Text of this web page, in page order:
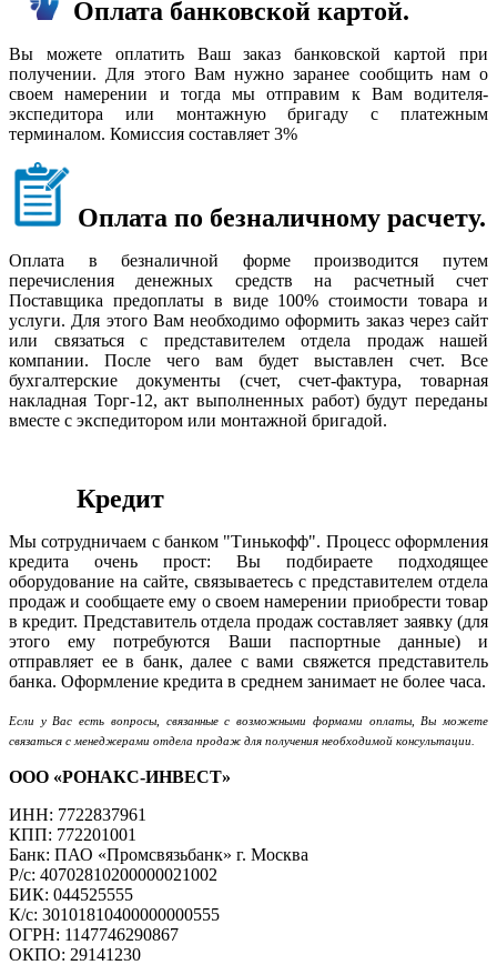
Оплата банковской картой.
Вы можете оплатить Ваш заказ банковской картой при
получении. Для этого Вам нужно заранее сообщить нам о
своем намерении и тогда мы отправим к Вам водителя-
экспедитора или монтажную бригаду с платежным
терминалом. Комиссия составляет 3%
Оплата по безналичному расчету.
Оплата в безналичной форме производится путем
перечисления денежных средств на расчетный счет
Поставщика предоплаты в виде 100% стоимости товара и
услуги. Для этого Вам необходимо оформить заказ через сайт
или связаться с представителем отдела продаж нашей
компании. После чего вам будет выставлен счет. Все
бухгалтерские документы (счет, счет-фактура, товарная
накладная Торг-12, акт выполненных работ) будут переданы
вместе с экспедитором или монтажной бригадой.
Кредит
Мы сотрудничаем с банком "Тинькофф". Процесс оформления
кредита очень прост: Вы подбираете подходящее
оборудование на сайте, связываетесь с представителем отдела
продаж и сообщаете ему о своем намерении приобрести товар
в кредит. Представитель отдела продаж составляет заявку (для
этого ему потребуются Ваши паспортные данные) и
отправляет ее в банк, далее с вами свяжется представитель
банка. Оформление кредита в среднем занимает не более часа.
Если у Вас есть вопросы, связанные с возможными формами оплаты, Вы можете
связаться с менеджерами отдела продаж для получения необходимой консультации.
ООО «РОНАКС-ИНВЕСТ»
ИНН: 7722837961
КПП: 772201001
Банк: ПАО «Промсвязьбанк» г. Москва
Р/с: 40702810200000021002
БИК: 044525555
К/с: 30101810400000000555
ОГРН: 1147746290867
ОКПО: 29141230